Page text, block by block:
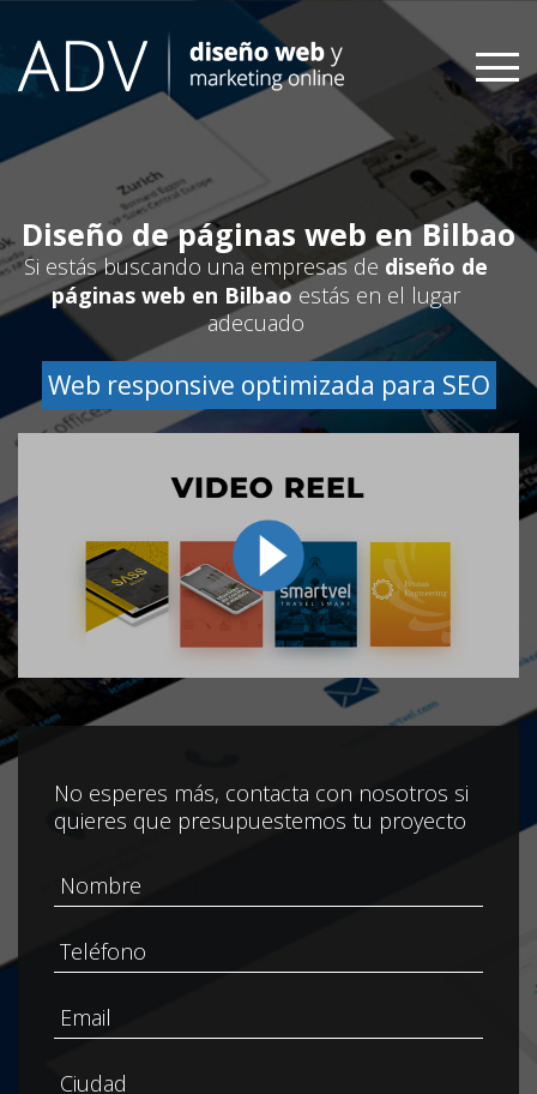
content
Diseño de páginas web en Bilbao
Si estás buscando una empresas de diseño de
páginas web en Bilbaoestás en el lugar
adecuado
Web responsive optimizada para SEO
No esperes más, contacta con nosotros si
quieres que presupuestemos tu proyecto